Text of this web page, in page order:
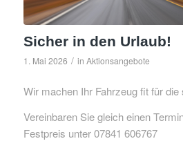
Sicher in den Urlaub!
1. Mai 2026 / in Aktionsangebote
Wir machen Ihr Fahrzeug fit für
Vereinbaren Sie gleich einen
Festpreis unter 07841 606767